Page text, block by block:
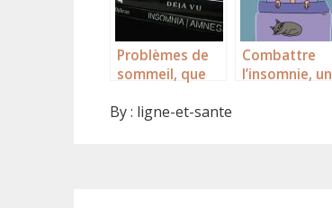
Problèmes de
sommeil, que
Combattre
l’insomnie, un
By : ligne-et-sante